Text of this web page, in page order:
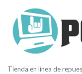
Tienda en línea de